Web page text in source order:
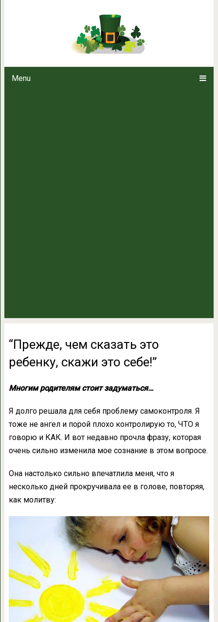
Menu
“Прежде, чем сказать это
“Прежде, чем сказать это
ребенку, скажи это себе!”
Многим родителям стоит задуматься…
Я долго решала для себя проблему самоконтроля. Я
тоже не ангел и порой плохо контролирую то, ЧТО я
говорю и КАК. И вот недавно прочла фразу, которая
очень сильно изменила мое сознание в этом вопросе.
Она настолько сильно впечатлила меня, что я
несколько дней прокручивала ее в голове, повторяя,
как молитву: